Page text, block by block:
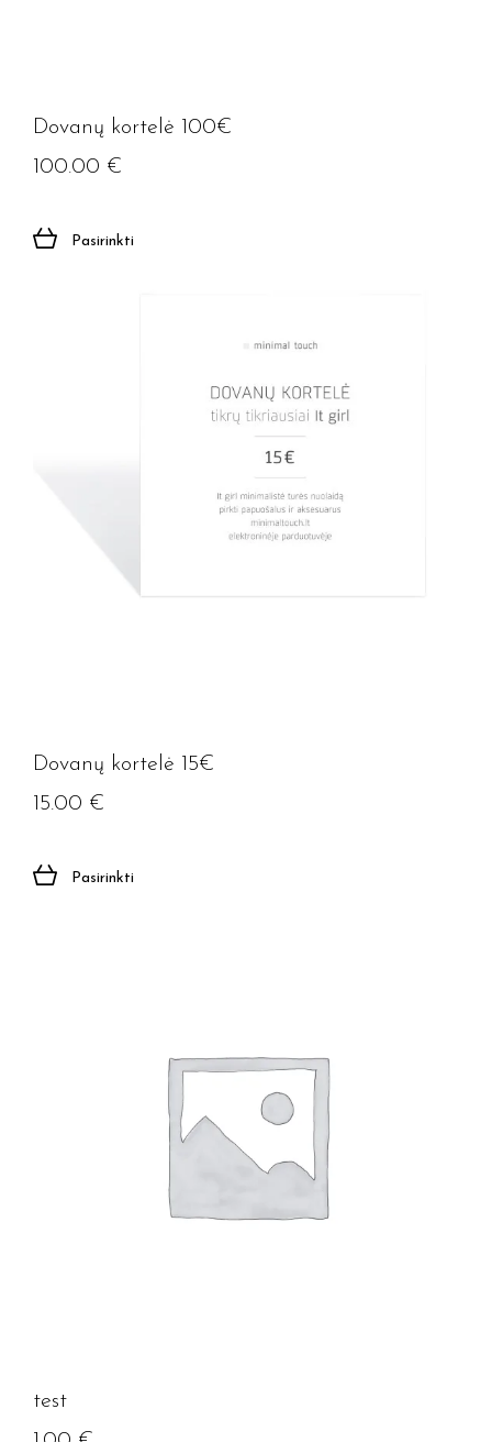
Dovanų kortelė 100€
100.00 €
Pasirinkti
Dovanų kortelė 15€
15.00 €
Pasirinkti
test